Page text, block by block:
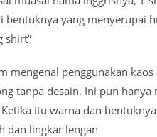
bentuknya yang menyerupai
shirt”
mengenal penggunakan
tanpa desain. Ini pun
itu warna dan
dan lingkar lengan